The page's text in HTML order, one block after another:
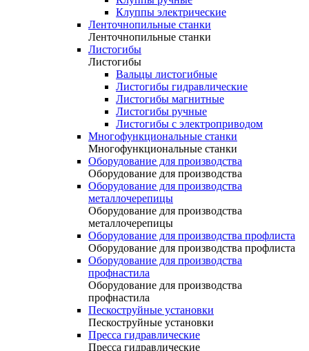
Клуппы электрические
Ленточнопильные станки
Ленточнопильные станки
Листогибы
Листогибы
Вальцы листогибные
Листогибы гидравлические
Листогибы магнитные
Листогибы ручные
Листогибы с электроприводом
Многофункциональные станки
Многофункциональные станки
Оборудование для производства
Оборудование для производства
Оборудование для производства
металлочерепицы
Оборудование для производства
металлочерепицы
Оборудование для производства профлиста
Оборудование для производства профлиста
Оборудование для производства
профнастила
Оборудование для производства
профнастила
Пескоструйные установки
Пескоструйные установки
Пресса гидравлические
Пресса гидравлические